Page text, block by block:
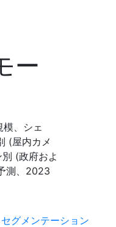
ー
、シェ
(屋内カメ
(政府およ
測、2023
セグメンテーション